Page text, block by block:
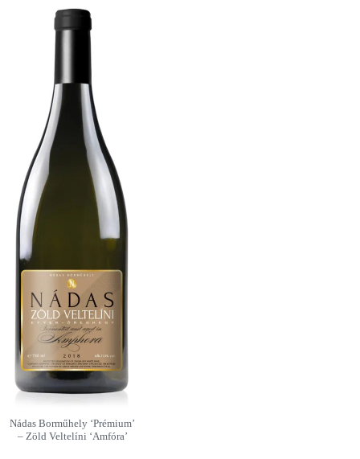
Nádas Borműhely ‘Prémium’
– Zöld Veltelíni ‘Amfóra’